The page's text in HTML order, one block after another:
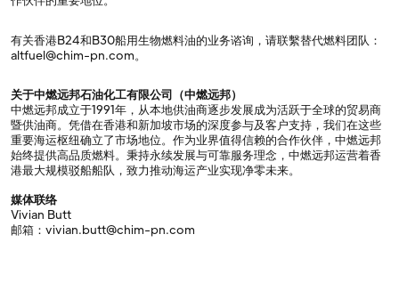
有关香港B24和B30船用生物燃料油的业务谘询，请联繫替代燃料团队：
altfuel@chim-pn.com。
关于中燃远邦石油化工有限公司（中燃远邦）
中燃远邦成立于1991年，从本地供油商逐步发展成为活跃于全球的贸易商
暨供油商。凭借在香港和新加坡市场的深度参与及客户支持，我们在这些
重要海运枢纽确立了市场地位。作为业界值得信赖的合作伙伴，中燃远邦
始终提供高品质燃料。秉持永续发展与可靠服务理念，中燃远邦运营着香
港最大规模驳船船队，致力推动海运产业实现净零未来。
媒体联络
Vivian Butt
邮箱：vivian.butt@chim-pn.com